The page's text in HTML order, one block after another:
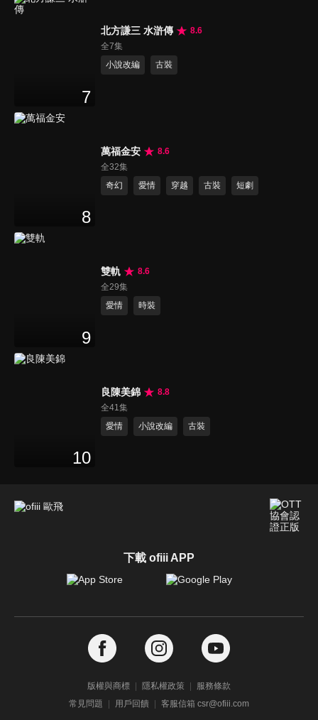
7
北方謙三 水滸傳
8.6
全7集
小說改編
古裝
8
萬福金安
8.6
全32集
奇幻
愛情 穿越 古裝 短劇
9
雙軌
8.6
全29集
愛情
時裝
10
良陳美錦
8.8
全41集
愛情
小說改編 古裝
下載 ofiii APP
版權與商標 隱私權政策
服務條款
常見問題
用戶回饋 客服信箱 csr@ofiii.com